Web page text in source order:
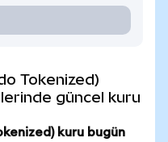
Tokenized)
güncel kuru
kuru bugün